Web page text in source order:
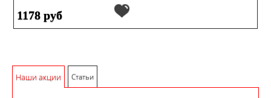
1178 руб
Наши акции Статьи